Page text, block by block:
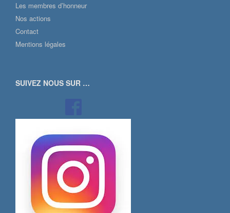
Les membres d’honneur
Nos actions
Contact
Mentions légales
SUIVEZ NOUS SUR …